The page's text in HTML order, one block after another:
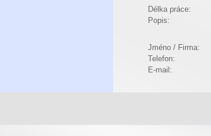
Délka práce:
Popis:
Jméno / Firma:
Telefon:
E-mail: